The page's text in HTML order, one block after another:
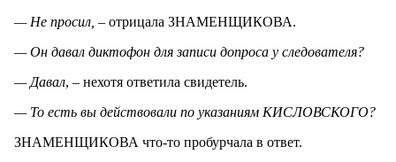
— Не просил, – отрицала ЗНАМЕНЩИКОВА.
— Он давал диктофон для записи допроса у следователя?
— Давал, – нехотя ответила свидетель.
— То есть вы действовали по указаниям КИСЛОВСКОГО?
ЗНАМЕНЩИКОВА что-то пробурчала в ответ.